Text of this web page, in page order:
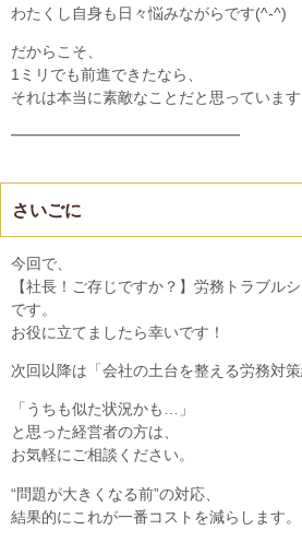
わたくし自身も日々悩みながらです(^-^)
だからこそ、
1ミリでも前進できたなら、
それは本当に素敵なことだと思っています
━━━━━━━━━━━━━━━
さいごに
今回で、
【社長！ご存じですか？】労務トラブル
です。
お役に立てましたら幸いです！
次回以降は「会社の土台を整える労務対策
「うちも似た状況かも…」
と思った経営者の方は、
お気軽にご相談ください。
“問題が大きくなる前”の対応、
結果的にこれが一番コストを減らします。